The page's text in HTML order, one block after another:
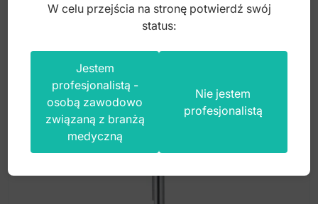
W celu przejścia na stronę potwierdź swój
status:
Jestem
profesjonalistą -
osobą zawodowo
związaną z branżą
medyczną
Nie jestem
profesjonalistą